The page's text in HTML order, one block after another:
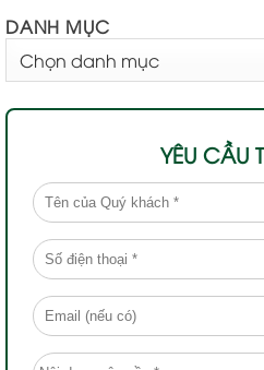
DANH MỤC
MỤC
YÊU CẦU